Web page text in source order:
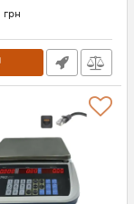
грн